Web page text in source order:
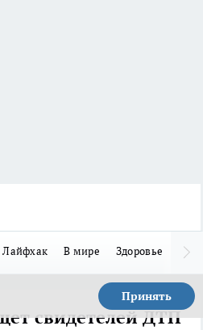
Лайфхак В мире Здоровье
Принять
свидетелей ДТП